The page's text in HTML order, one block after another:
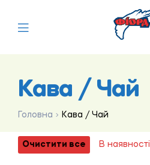
Кава / Чай
Головна Кава / Чай
Очистити все В наявності